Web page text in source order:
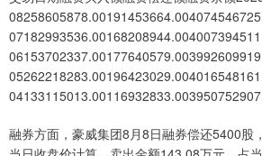
融券方面，豪威集团8月8日融券偿还5400股